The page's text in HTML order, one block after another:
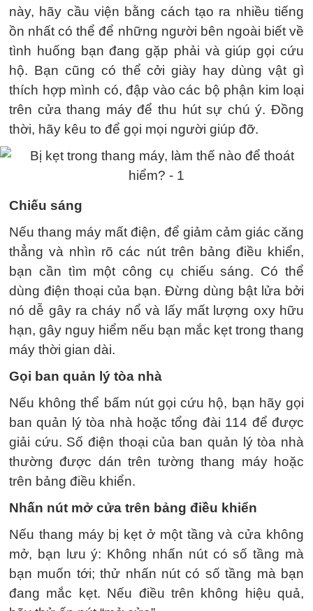
này, hãy cầu viện bằng cách tạo ra nhiều tiếng
ồn nhất có thể để những người bên ngoài biết về
tình huống bạn đang gặp phải và giúp gọi cứu
hộ. Bạn cũng có thể cởi giày hay dùng vật gì
thích hợp mình có, đập vào các bộ phận kim loại
trên cửa thang máy để thu hút sự chú ý. Đồng
thời, hãy kêu to để gọi mọi người giúp đỡ.
Chiếu sáng
Nếu thang máy mất điện, để giảm cảm giác căng
thẳng và nhìn rõ các nút trên bảng điều khiển,
bạn cần tìm một công cụ chiếu sáng. Có thể
dùng điện thoại của bạn. Đừng dùng bật lửa bởi
nó dễ gây ra cháy nổ và lấy mất lượng oxy hữu
hạn, gây nguy hiểm nếu bạn mắc kẹt trong thang
máy thời gian dài.
Gọi ban quản lý tòa nhà
Nếu không thể bấm nút gọi cứu hộ, bạn hãy gọi
ban quản lý tòa nhà hoặc tổng đài 114 để được
giải cứu. Số điện thoại của ban quản lý tòa nhà
thường được dán trên tường thang máy hoặc
trên bảng điều khiển.
Nhấn nút mở cửa trên bảng điều khiển
Nếu thang máy bị kẹt ở một tầng và cửa không
mở, bạn lưu ý: Không nhấn nút có số tầng mà
bạn muốn tới; thử nhấn nút có số tầng mà bạn
đang mắc kẹt. Nếu điều trên không hiệu quả,